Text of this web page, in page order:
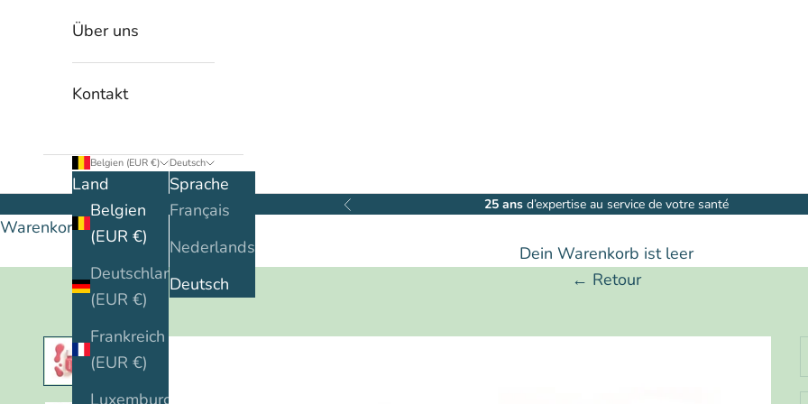
Über uns
Kontakt
Belgien (EUR €)
Land
Belgien
(EUR €)
Deutschland
(EUR €)
Frankreich
(EUR €)
Luxemburg
Deutsch
Sprache
Français
Nederlands
Deutsch
Zurück 25 ansd’expertise au service de votre santé
Warenkorb
Dein Warenkorb ist leer
← Retour